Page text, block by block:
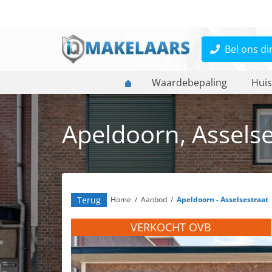
Bel ons
Waardebepaling
Home / Aanbod / Apeldoorn - Asselsestraat
Apeldoorn,
Terug
VERKOCHT OVB